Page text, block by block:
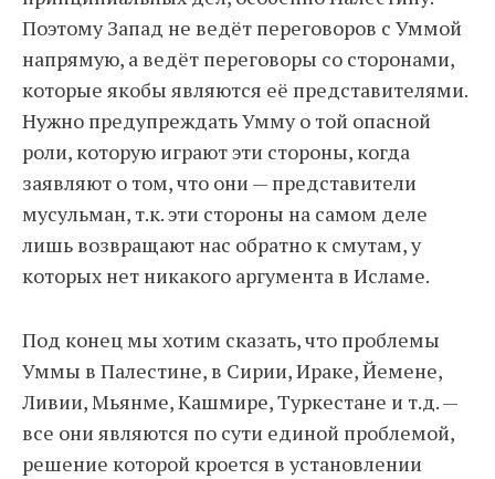
Поэтому Запад не ведёт переговоров с Уммой
напрямую, а ведёт переговоры со сторонами,
которые якобы являются её представителями.
Нужно предупреждать Умму о той опасной
роли, которую играют эти стороны, когда
заявляют о том, что они — представители
мусульман, т.к. эти стороны на самом деле
лишь возвращают нас обратно к смутам, у
которых нет никакого аргумента в Исламе.
Под конец мы хотим сказать, что проблемы
Уммы в Палестине, в Сирии, Ираке, Йемене,
Ливии, Мьянме, Кашмире, Туркестане и т.д. —
все они являются по сути единой проблемой,
решение которой кроется в установлении